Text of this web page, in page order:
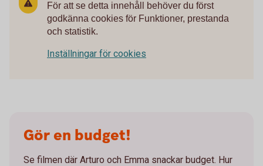
För att se detta innehåll behöver du först
godkänna cookies för Funktioner, prestanda
och statistik.
Inställningar för cookies
Gör en budget!
Se filmen där Arturo och Emma snackar budget. Hur